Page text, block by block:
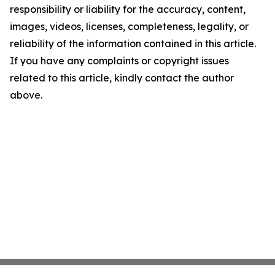
responsibility or liability for the accuracy, content,
images, videos, licenses, completeness, legality, or
reliability of the information contained in this article.
If you have any complaints or copyright issues
related to this article, kindly contact the author
above.